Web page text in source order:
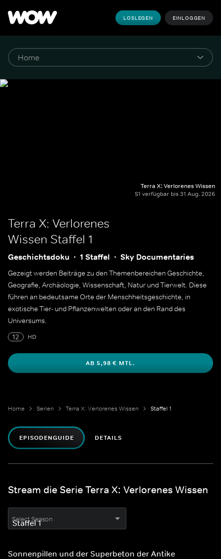
LOSLEGEN EINLOGGEN
Terra X: Verlorenes Wissen
S1 verfügbar bis 31 Aug. 2026
Terra X: Verlorenes
Wissen Staffel 1
Geschichtsdoku 1 Staffel Sky Documentaries
Gezeigt werden Beiträge zu den Themenbereichen Geschichte,
Geografie, Archäologie, Wissenschaft, Natur und Tierwelt. Diese
führen an bedeutsame Orte der Menschheitsgeschichte, in
exotische Tier- und Pflanzenwelten oder an den Rand des
Universums.
12
HD
AB 5,98 € MTL.
Home Serien Terra X: Verlorenes Wissen Staffel 1
EPISODENGUIDE DETAILS
Stream die Serie Terra X: Verlorenes Wissen
Select Season
Sonnenpillen und der Superbeton der Antike